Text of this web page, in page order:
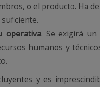
o el producto. Ha
suficiente.
operativa. Se exigirá
humanos y
y es